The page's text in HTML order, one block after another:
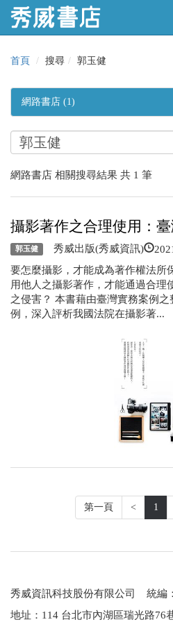
首頁 搜尋 郭玉健
網路書店 (1)
網路書店 相關搜尋結果 共 1 筆
攝影著作之合理使用：
郭玉健 秀威出版(秀威資訊)
要怎麼攝影，才能成為著作權法所
用他人之攝影著作，才能通過合理
之侵害？ 本書藉由臺灣實務案例
例，深入評析我國法院在攝影著...
第一頁 < 1
秀威資訊科技股份有限公司 統編
地址：114 台北市內湖區瑞光路76